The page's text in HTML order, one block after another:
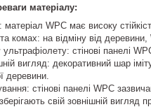
матеріалу:
матеріал WPC має високу
та комах: на відміну від
ультрафіолету: стінові панелі
вигляд: декоративний шар
деревини.
стінові панелі WPC
свій зовнішній вигляд